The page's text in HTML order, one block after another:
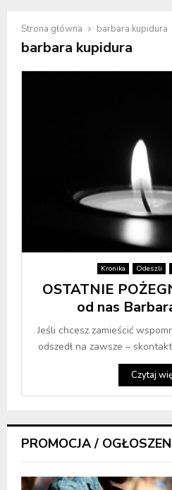
Strona główna barbara kupidura
barbara kupidura
Kronika Odeszli
OSTATNIE
od nas
Jeśli chcesz zamieścić
odszedł na zawsze –
Czytaj
PROMOCJA /